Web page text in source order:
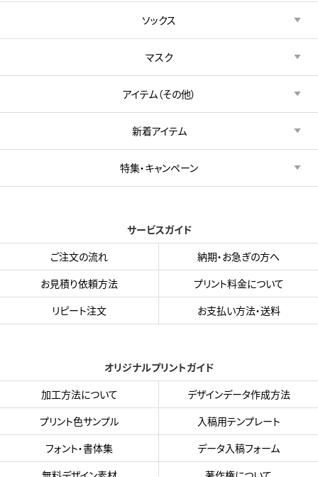
ソックス
マスク
アイテム（その他）
新着アイテム
特集・キャンペーン
サービスガイド
ご注文の流れ
納期・お急ぎの方へ
お見積り依頼方法
プリント料金について
リピート注文
お支払い方法・送料
オリジナルプリントガイド
加工方法について
デザインデータ作成方法
プリント色サンプル
入稿用テンプレート
フォント・書体集
データ入稿フォーム